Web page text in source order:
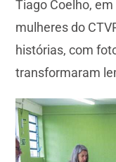
Tiago Coelho,
mulheres do
histórias, com
transformaram